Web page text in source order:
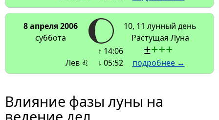
8 апреля 2006
суббота
10, 11 лунный день
Растущая Луна
Лев ♌
↑ 14:06
↓ 05:52
±+++
подробнее →
Влияние фазы луны на